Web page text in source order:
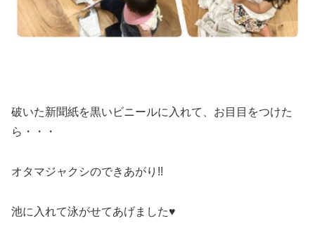
破いた新聞紙を黒いビニールに入れて、お目目をつけた
ら・・・
オタマジャクシのできあがり!!
池に入れて泳がせてあげました♥